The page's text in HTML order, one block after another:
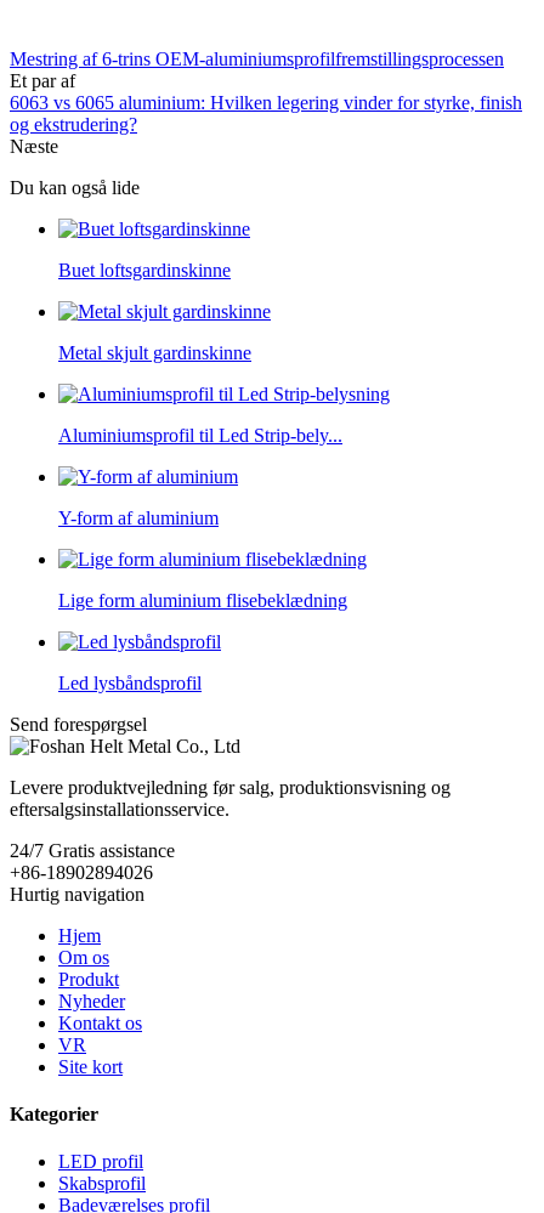
Mestring af 6-trins OEM-aluminiumsprofilfremstillingsprocessen
Et par af
6063 vs 6065 aluminium: Hvilken legering vinder for styrke, finish
og ekstrudering?
Næste
Du kan også lide
Buet loftsgardinskinne
Metal skjult gardinskinne
Aluminiumsprofil til Led Strip-bely...
Y-form af aluminium
Lige form aluminium flisebeklædning
Led lysbåndsprofil
Send forespørgsel
Levere produktvejledning før salg, produktionsvisning og
eftersalgsinstallationsservice.
24/7 Gratis assistance
+86-18902894026
Hurtig navigation
Hjem
Om os
Produkt
Nyheder
Kontakt os
VR
Site kort
Kategorier
LED profil
Skabsprofil
Badeværelses profil